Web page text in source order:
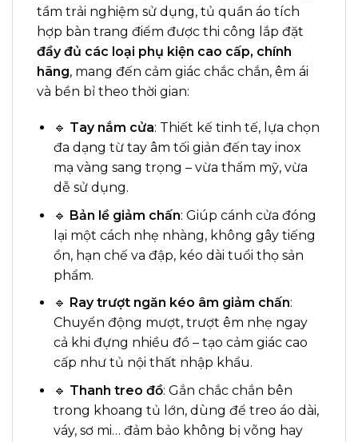
tầm trải nghiệm sử dụng, tủ quần áo tích
hợp bàn trang điểm được thi công lắp đặt
đầy đủ các loại phụ kiện cao cấp, chính
hãng, mang đến cảm giác chắc chắn, êm ái
và bền bỉ theo thời gian:
🔹 Tay nắm cửa: Thiết kế tinh tế, lựa chọn
đa dạng từ tay âm tối giản đến tay inox
mạ vàng sang trọng – vừa thẩm mỹ, vừa
dễ sử dụng.
🔹 Bản lề giảm chấn: Giúp cánh cửa đóng
lại một cách nhẹ nhàng, không gây tiếng
ồn, hạn chế va đập, kéo dài tuổi thọ sản
phẩm.
🔹 Ray trượt ngăn kéo âm giảm chấn:
Chuyển động mượt, trượt êm nhẹ ngay
cả khi đựng nhiều đồ – tạo cảm giác cao
cấp như tủ nội thất nhập khẩu.
🔹 Thanh treo đồ: Gắn chắc chắn bên
trong khoang tủ lớn, dùng để treo áo dài,
váy, sơ mi… đảm bảo không bị võng hay